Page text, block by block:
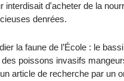
interdisait d'acheter de la
denrées.
la faune de l’École : le
poissons invasifs
article de recherche par un